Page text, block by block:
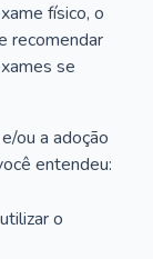
físico, o
recomendar
se
ou a adoção
entendeu:
o